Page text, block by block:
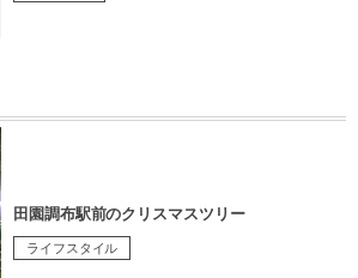
田園調布駅前のクリスマスツリー
ライフスタイル